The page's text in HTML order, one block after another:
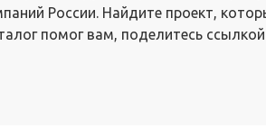
России. Найдите проект,
помог вам, поделитесь